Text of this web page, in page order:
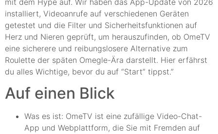
mit dem Hype auf. Wir haben das App-Update von 2026
installiert, Videoanrufe auf verschiedenen Geräten
getestet und die Filter und Sicherheitsfunktionen auf
Herz und Nieren geprüft, um herauszufinden, ob OmeTV
eine sicherere und reibungslosere Alternative zum
Roulette der späten Omegle-Ära darstellt. Hier erfährst
du alles Wichtige, bevor du auf “Start” tippst.”
Auf einen Blick
Was es ist: OmeTV ist eine zufällige Video-Chat-
App und Webplattform, die Sie mit Fremden auf